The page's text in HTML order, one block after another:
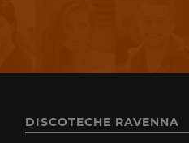
DISCOTECHE RAVENNA